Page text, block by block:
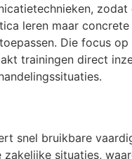
zodat
leren maar concrete
Die focus
trainingen direct
snel bruikbare
situaties,